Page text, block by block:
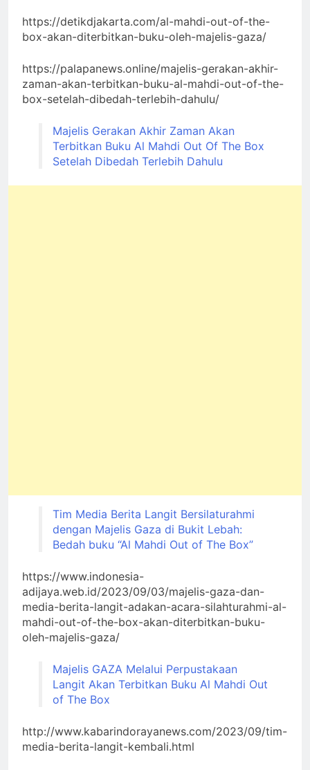
https://detikdjakarta.com/al-mahdi-out-of-the-
box-akan-diterbitkan-buku-oleh-majelis-gaza/
https://palapanews.online/majelis-gerakan-akhir-
zaman-akan-terbitkan-buku-al-mahdi-out-of-the-
box-setelah-dibedah-terlebih-dahulu/
Majelis Gerakan Akhir Zaman Akan
Terbitkan Buku Al Mahdi Out Of The Box
Setelah Dibedah Terlebih Dahulu
Tim Media Berita Langit Bersilaturahmi
dengan Majelis Gaza di Bukit Lebah:
Bedah buku “Al Mahdi Out of The Box”
https://www.indonesia-
adijaya.web.id/2023/09/03/majelis-gaza-dan-
media-berita-langit-adakan-acara-silahturahmi-al-
mahdi-out-of-the-box-akan-diterbitkan-buku-
oleh-majelis-gaza/
Majelis GAZA Melalui Perpustakaan
Langit Akan Terbitkan Buku Al Mahdi Out
of The Box
http://www.kabarindorayanews.com/2023/09/tim-
media-berita-langit-kembali.html